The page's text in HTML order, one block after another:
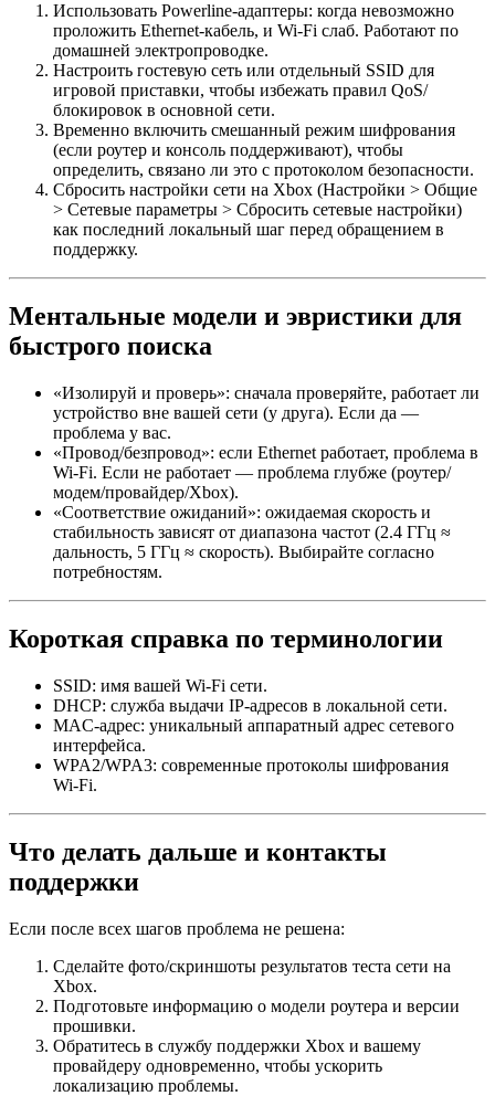
Использовать Powerline‑адаптеры: когда невозможно
проложить Ethernet‑кабель, и Wi‑Fi слаб. Работают по
домашней электропроводке.
Настроить гостевую сеть или отдельный SSID для
игровой приставки, чтобы избежать правил QoS/
блокировок в основной сети.
Временно включить смешанный режим шифрования
(если роутер и консоль поддерживают), чтобы
определить, связано ли это с протоколом безопасности.
Сбросить настройки сети на Xbox (Настройки > Общие
> Сетевые параметры > Сбросить сетевые настройки)
как последний локальный шаг перед обращением в
поддержку.
Ментальные модели и эвристики для
быстрого поиска
«Изолируй и проверь»: сначала проверяйте, работает ли
устройство вне вашей сети (у друга). Если да —
проблема у вас.
«Провод/безпровод»: если Ethernet работает, проблема в
Wi‑Fi. Если не работает — проблема глубже (роутер/
модем/провайдер/Xbox).
«Соответствие ожиданий»: ожидаемая скорость и
стабильность зависят от диапазона частот (2.4 ГГц ≈
дальность, 5 ГГц ≈ скорость). Выбирайте согласно
потребностям.
Короткая справка по терминологии
SSID: имя вашей Wi‑Fi сети.
DHCP: служба выдачи IP‑адресов в локальной сети.
MAC‑адрес: уникальный аппаратный адрес сетевого
интерфейса.
WPA2/WPA3: современные протоколы шифрования
Wi‑Fi.
Что делать дальше и контакты
поддержки
Если после всех шагов проблема не решена:
Сделайте фото/скриншоты результатов теста сети на
Xbox.
Подготовьте информацию о модели роутера и версии
прошивки.
Обратитесь в службу поддержки Xbox и вашему
провайдеру одновременно, чтобы ускорить
локализацию проблемы.